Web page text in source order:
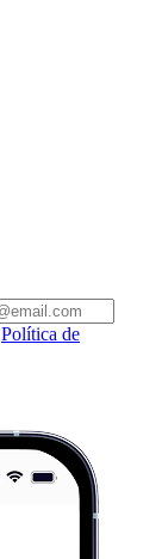
Política de